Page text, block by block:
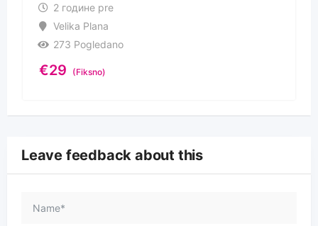
2 године pre
Velika Plana
273 Pogledano
€29 (Fiksno)
Leave feedback about this